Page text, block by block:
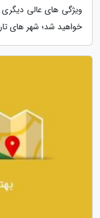
ویژگی های عالی دیگری
خواهید شد؛ شهر های